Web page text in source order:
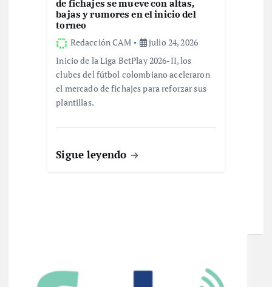
de fichajes se mueve con altas,
bajas y rumores en el inicio del
torneo
Redacción CAM
julio 24, 2026
Inicio de la Liga BetPlay 2026-II, los
clubes del fútbol colombiano aceleraron
el mercado de fichajes para reforzar sus
plantillas.
Sigue leyendo